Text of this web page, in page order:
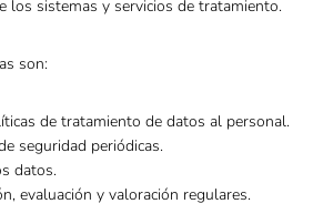
los sistemas y servicios de tratamiento.
son:
de tratamiento de datos al personal.
seguridad periódicas.
datos.
evaluación y valoración regulares.